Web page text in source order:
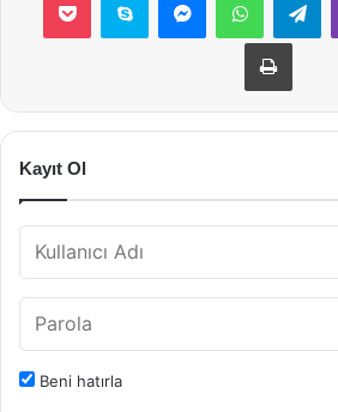
Yazdır
Kayıt Ol
Beni hatırla